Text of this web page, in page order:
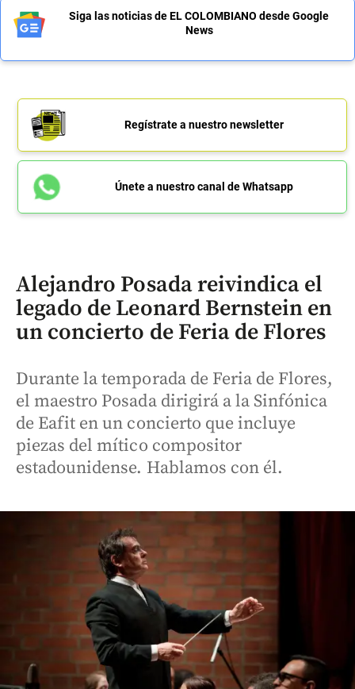
Siga las noticias de EL COLOMBIANO desde Google
News
Regístrate a nuestro newsletter
Únete a nuestro canal de Whatsapp
Alejandro Posada reivindica el
legado de Leonard Bernstein en
un concierto de Feria de Flores
Durante la temporada de Feria de Flores,
el maestro Posada dirigirá a la Sinfónica
de Eafit en un concierto que incluye
piezas del mítico compositor
estadounidense. Hablamos con él.